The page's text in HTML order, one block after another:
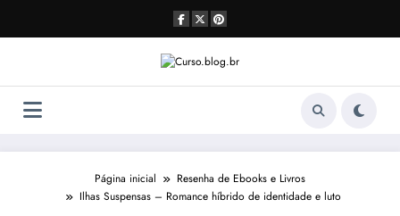
o
Página inicial
Resenha de Ebooks e Livros
Ilhas Suspensas – Romance híbrido de identidade e luto